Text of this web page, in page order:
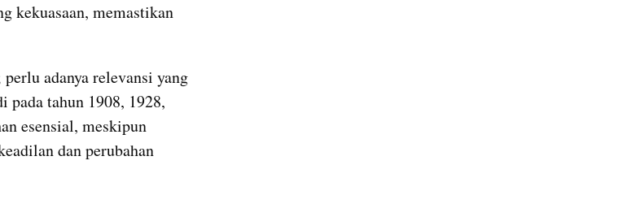
kekuasaan, memastikan
adanya relevansi yang
pada tahun 1908, 1928,
esensial, meskipun
dan perubahan